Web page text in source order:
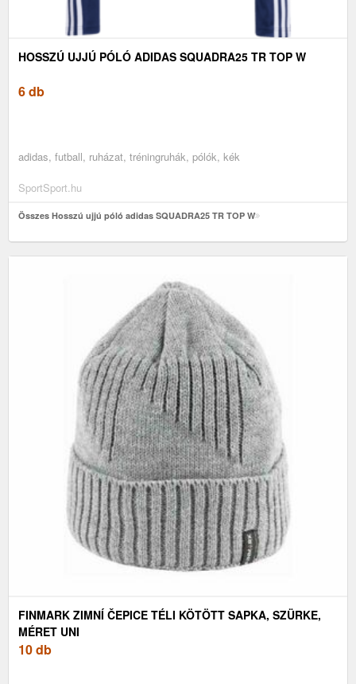
HOSSZÚ UJJÚ PÓLÓ ADIDAS SQUADRA25 TR TOP W
6 db
adidas, futball, ruházat, tréningruhák, pólók, kék
SportSport.hu
Összes Hosszú ujjú póló adidas SQUADRA25 TR TOP W
FINMARK ZIMNÍ ČEPICE TÉLI KÖTÖTT SAPKA, SZÜRKE,
MÉRET UNI
10 db